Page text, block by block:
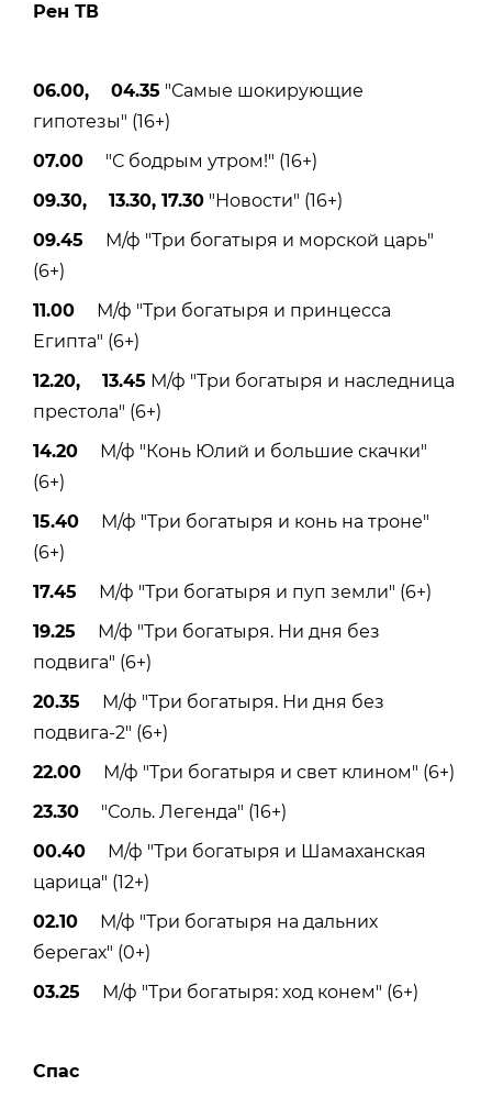
Рен ТВ
06.00, 04.35 "Самые шокирующие
гипотезы" (16+)
07.00 "С бодрым утром!" (16+)
09.30, 13.30, 17.30 "Новости" (16+)
09.45 М/ф "Три богатыря и морской царь"
(6+)
11.00 М/ф "Три богатыря и принцесса
Египта" (6+)
12.20, 13.45 М/ф "Три богатыря и наследница
престола" (6+)
14.20 М/ф "Конь Юлий и большие скачки"
(6+)
15.40 М/ф "Три богатыря и конь на троне"
(6+)
17.45 М/ф "Три богатыря и пуп земли" (6+)
19.25 М/ф "Три богатыря. Ни дня без
подвига" (6+)
20.35 М/ф "Три богатыря. Ни дня без
подвига-2" (6+)
22.00 М/ф "Три богатыря и свет клином" (6+)
23.30 "Соль. Легенда" (16+)
00.40 М/ф "Три богатыря и Шамаханская
царица" (12+)
02.10 М/ф "Три богатыря на дальних
берегах" (0+)
03.25 М/ф "Три богатыря: ход конем" (6+)
Спас